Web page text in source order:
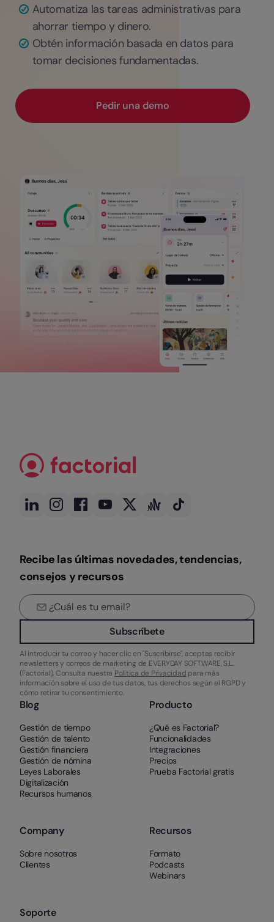
Automatiza las tareas administrativas para
ahorrar tiempo y dinero.
Obtén información basada en datos para
tomar decisiones fundamentadas.
Pedir una demo
Recibe las últimas novedades, tendencias,
consejos y recursos
Subscríbete
Al introducir tu correo y hacer clic en "Suscribirse", aceptas recibir
newsletters y correos de marketing de EVERYDAY SOFTWARE, S.L.
(Factorial). Consulta nuestra Política de Privacidad para más
información sobre el uso de tus datos, tus derechos según el RGPD y
cómo retirar tu consentimiento.
Blog
Gestión de tiempo
Gestión de talento
Gestión financiera
Gestión de nómina
Leyes Laborales
Digitalización
Recursos humanos
Producto
¿Qué es Factorial?
Funcionalidades
Integraciones
Precios
Prueba Factorial gratis
Company
Sobre nosotros
Clientes
Recursos
Formato
Podcasts
Webinars
Soporte